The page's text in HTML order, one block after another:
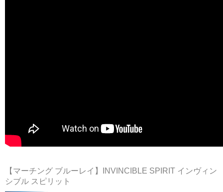
指導・クリニック DVD/BD
書籍・楽譜
【マーチング ブルーレイ】INVINCIBLE SPIRIT インヴィン
シブル スピリット